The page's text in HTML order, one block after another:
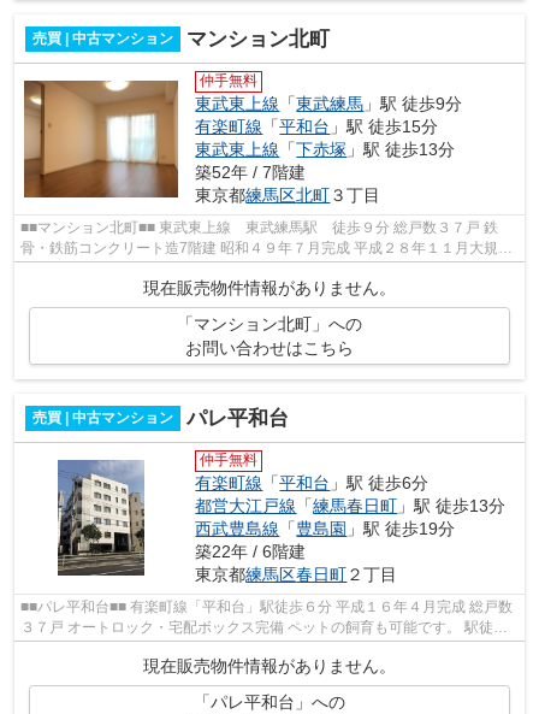
売買 | 中古マンション マンション北町
仲手無料
東武東上線 「東武練馬 」駅 徒歩9分
有楽町線 「平和台 」駅 徒歩15分
東武東上線 「下赤塚 」駅 徒歩13分
築52年 / 7階建
東京都練馬区北町３丁目
■■マンション北町■■ 東武東上線 東武練馬駅 徒歩９分 総戸数３７戸 鉄
骨・鉄筋コンクリート造7階建 昭和４９年７月完成 平成２８年１１月大規模
現在販売物件情報がありません。
「マンション北町」への
お問い合わせはこちら
売買 | 中古マンション パレ平和台
仲手無料
有楽町線 「平和台 」駅 徒歩6分
都営大江戸線 「練馬春日町 」駅 徒歩13分
西武豊島線 「豊島園 」駅 徒歩19分
築22年 / 6階建
東京都練馬区春日町２丁目
■■パレ平和台■■ 有楽町線「平和台」駅徒歩６分 平成１６年４月完成 総戸数
３７戸 オートロック・宅配ボックス完備 ペットの飼育も可能です。 駅徒歩
６分の駅近立地 リノレイズ...
現在販売物件情報がありません。
「パレ平和台」への